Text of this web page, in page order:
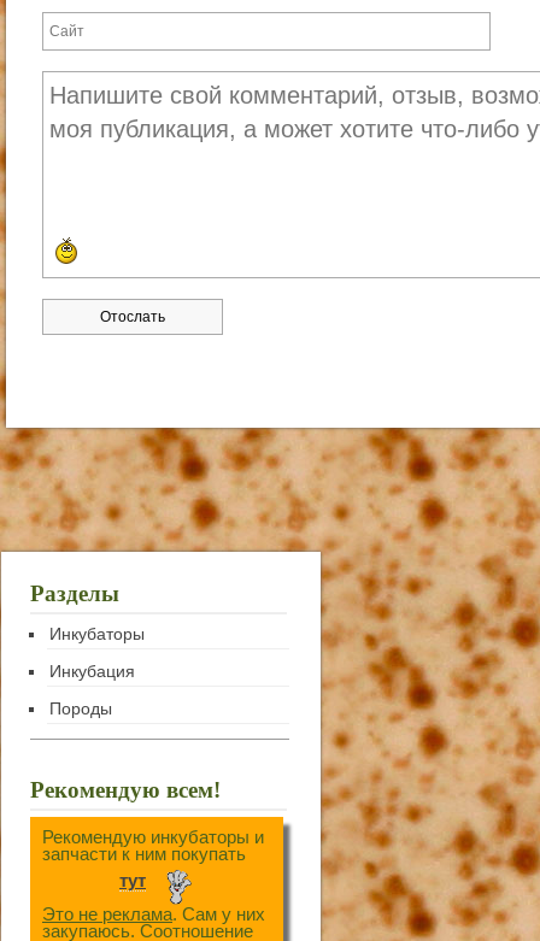
Разделы
Инкубаторы
Инкубация
Породы
Рекомендую всем!
Рекомендую инкубаторы и
запчасти к ним покупать
тут
Это не реклама. Сам у них
закупаюсь. Соотношение